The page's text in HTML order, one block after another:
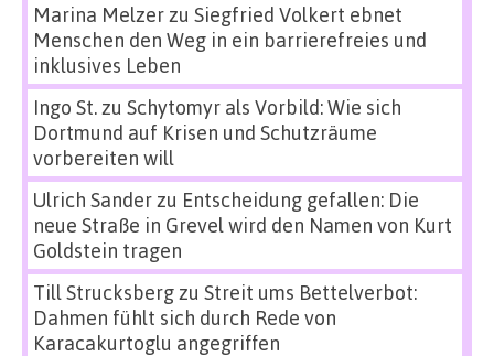
Marina Melzerzu Siegfried Volkert ebnet
Menschen den Weg in ein barrierefreies und
inklusives Leben
Ingo St.zu Schytomyr als Vorbild: Wie sich
Dortmund auf Krisen und Schutzräume
vorbereiten will
Ulrich Sanderzu Entscheidung gefallen: Die
neue Straße in Grevel wird den Namen von Kurt
Goldstein tragen
Till Strucksbergzu Streit ums Bettelverbot:
Dahmen fühlt sich durch Rede von
Karacakurtoglu angegriffen